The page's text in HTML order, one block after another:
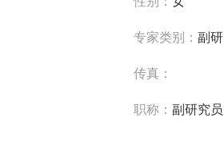
专家类别： 副
传真：
职称： 副研究员